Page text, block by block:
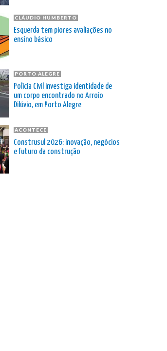
CLÁUDIO HUMBERTO
Esquerda tem piores avaliações no
ensino básico
PORTO ALEGRE
Polícia Civil investiga identidade de
um corpo encontrado no Arroio
Dilúvio, em Porto Alegre
ACONTECE
Construsul 2026: inovação, negócios
e futuro da construção